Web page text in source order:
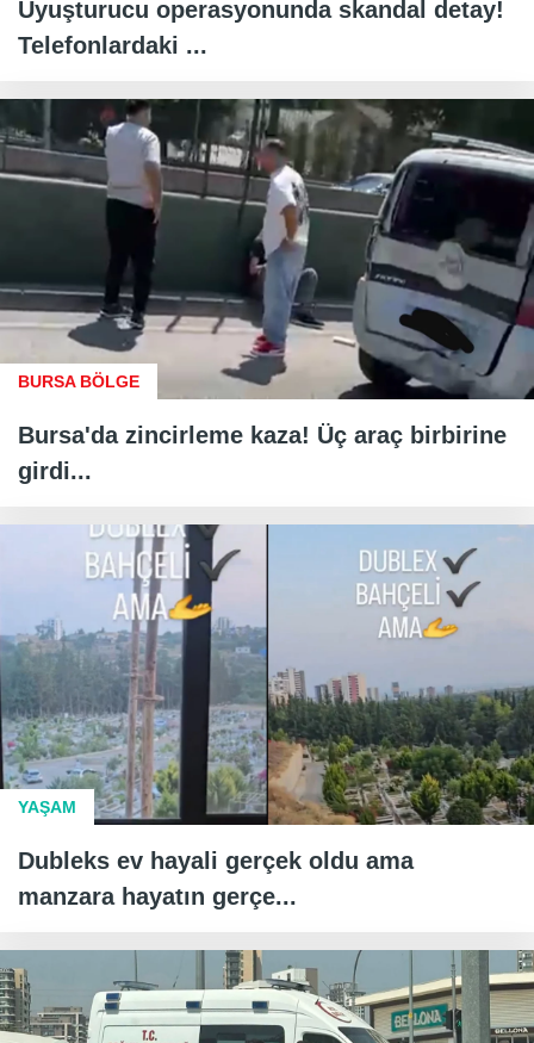
Uyuşturucu operasyonunda skandal detay!
Telefonlardaki ...
BURSA BÖLGE
Bursa'da zincirleme kaza! Üç araç birbirine
girdi...
YAŞAM
Dubleks ev hayali gerçek oldu ama
manzara hayatın gerçe...